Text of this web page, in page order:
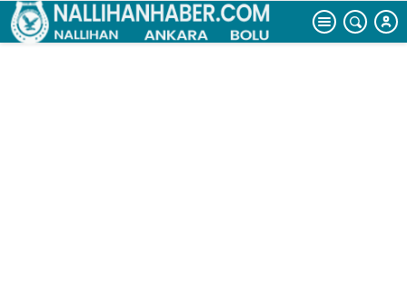
siyaset malzemesi yapmayanları daima şükranla yad
ederiz”